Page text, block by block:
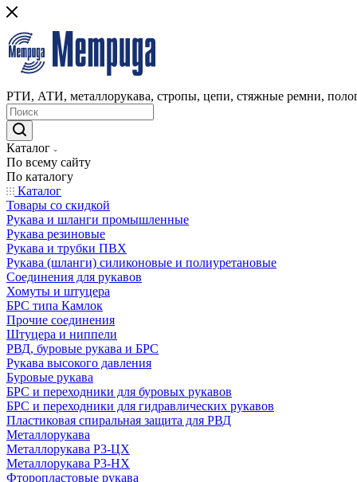
РТИ, АТИ, металлорукава, стропы, цепи, стяжные ремни,
Каталог
По всему сайту
По каталогу
Каталог
Товары со скидкой
Рукава и шланги промышленные
Рукава резиновые
Рукава и трубки ПВХ
Рукава (шланги) силиконовые и полиуретановые
Соединения для рукавов
Хомуты и штуцера
БРС типа Камлок
Прочие соединения
Штуцера и ниппели
РВД, буровые рукава и БРС
Рукава высокого давления
Буровые рукава
БРС и переходники для буровых рукавов
БРС и переходники для гидравлических рукавов
Пластиковая спиральная защита для РВД
Металлорукава
Металлорукава Р3-ЦХ
Металлорукава Р3-НХ
Фторопластовые рукава